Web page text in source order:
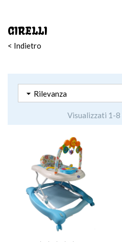
GIRELLI
< Indietro
Rilevanza

Visualizzati 1-